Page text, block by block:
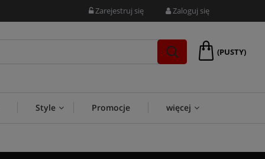
Zarejestruj się Zaloguj się
(PUSTY)
Style Promocje więcej